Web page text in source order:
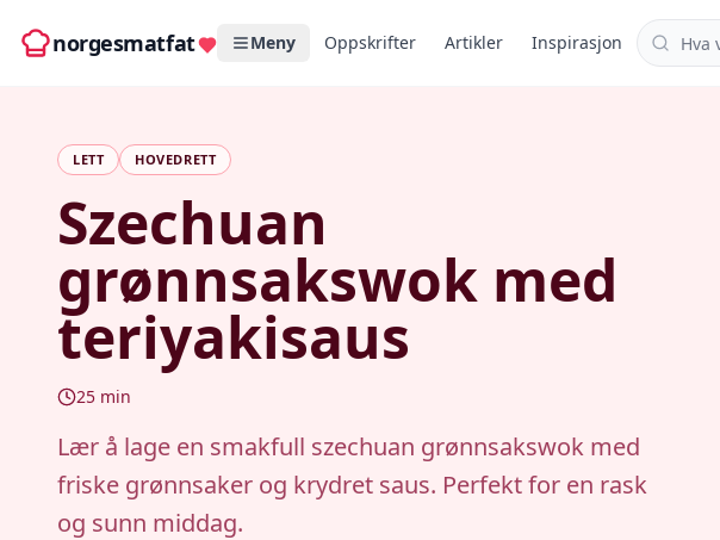
norgesmatfat Meny Oppskrifter Artikler Inspirasjon Søk i
LETT HOVEDRETT
Szechuan
grønnsakswok med
teriyakisaus
25 min
Lær å lage en smakfull szechuan grønnsakswok med
friske grønnsaker og krydret saus. Perfekt for en rask
og sunn middag.